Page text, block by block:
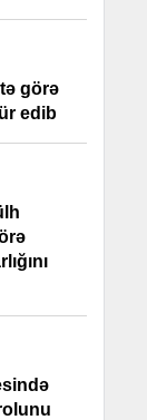
görə
edib